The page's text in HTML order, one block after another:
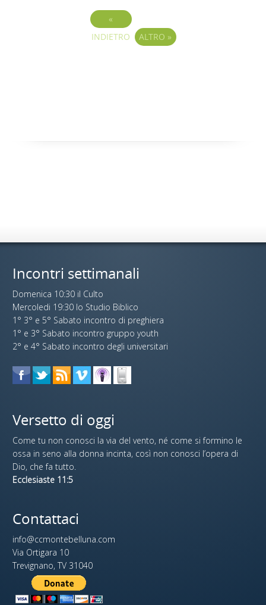
«
INDIETRO
ALTRO »
Incontri settimanali
Domenica 10:30 il Culto
Mercoledi 19:30 lo Studio Biblico
1° 3° e 5° Sabato incontro di preghiera
1° e 3° Sabato incontro gruppo youth
2° e 4° Sabato incontro degli universitari
Versetto di oggi
Come tu non conosci la via del vento, né come si formino le
ossa in seno alla donna incinta, così non conosci l’opera di
Dio, che fa tutto.
Ecclesiaste 11:5
Contattaci
info@ccmontebelluna.com
Via Ortigara 10
Trevignano, TV 31040